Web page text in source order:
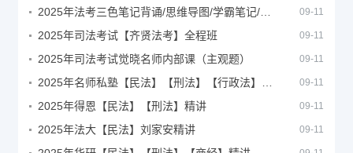
09-11
2025年司法考试【齐贤法考】全程班 09-11
2025年司法考试觉晓名师内部课（主观题） 09-11
09-11
2025年得恩【民法】【刑法】精讲 09-11
2025年法大【民法】刘家安精讲 09-11